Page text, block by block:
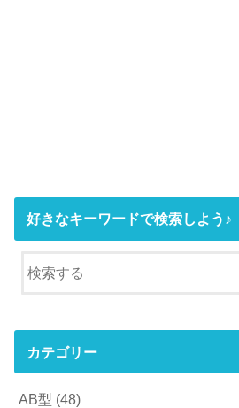
好きなキーワードで検索しよう♪
カテゴリー
AB型 (48)